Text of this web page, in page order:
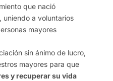
que nació
uniendo a voluntarios
mayores
sin ánimo de lucro,
mayores para que
y recuperar su vida